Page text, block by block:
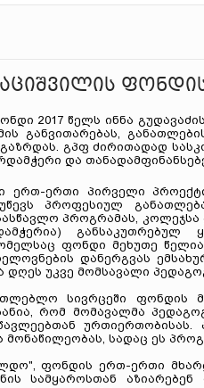
2017 წელს ინნა
განვითარებას,
გაზრდას. გპფ ძირითადად
და
ერთ-ერთი პირველი
პროფესიულ
პროგრამას,
განსაკუთრებულ
ფონდი მეხუთე
დანერგვას
დღეს უკვე მომსავალი
სივრცეში ფონდის
რომ მომავალმა
სადაც ეს
ფონდის ერთ-ერთი
სამყაროსთან აზიარებენ